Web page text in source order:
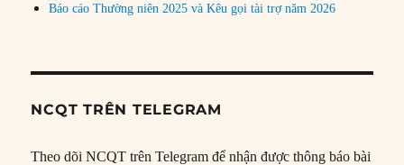
Báo cáo Thường niên 2025 và Kêu gọi tài trợ năm 2026
NCQT TRÊN TELEGRAM
Theo dõi NCQT trên Telegram để nhận được thông báo bài